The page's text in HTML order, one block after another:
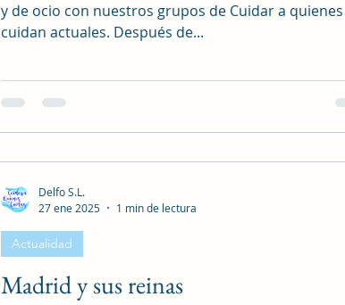
y de ocio con nuestros grupos de Cuidar a quienes
cuidan actuales. Después de...
Madrid y sus reinas
Actualidad
Delfo S.L.
27 ene 2025
1 min de lectura